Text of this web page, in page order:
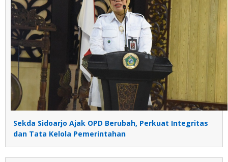
Sekda Sidoarjo Ajak OPD Berubah, Perkuat Integritas
dan Tata Kelola Pemerintahan